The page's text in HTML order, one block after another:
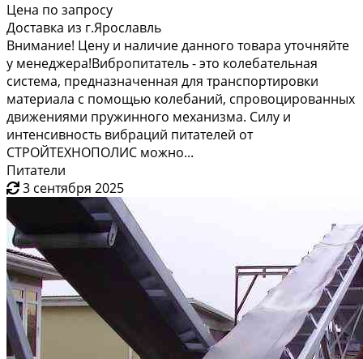
Цена по запросу
Доставка из г.Ярославль
Внимание! Цену и наличие данного товара уточняйте
у менеджера!Вибропитатель - это колебательная
система, предназначенная для транспортировки
материала с помощью колебаний, спровоцированных
движениями пружинного механизма. Силу и
интенсивность вибраций питателей от
СТРОЙТЕХНОПОЛИС можно...
Питатели
3 сентября 2025